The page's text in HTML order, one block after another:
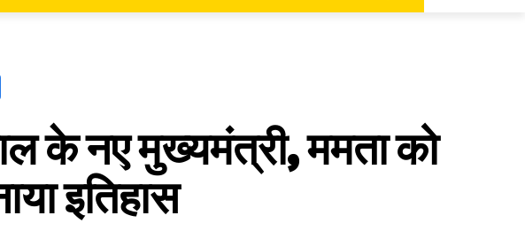
के नए मुख्यमंत्री, ममता को
इतिहास